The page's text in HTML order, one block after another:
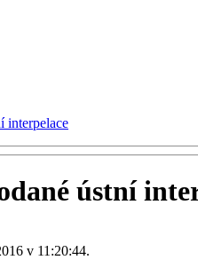
interpelace
ústní
v 11:20:44.